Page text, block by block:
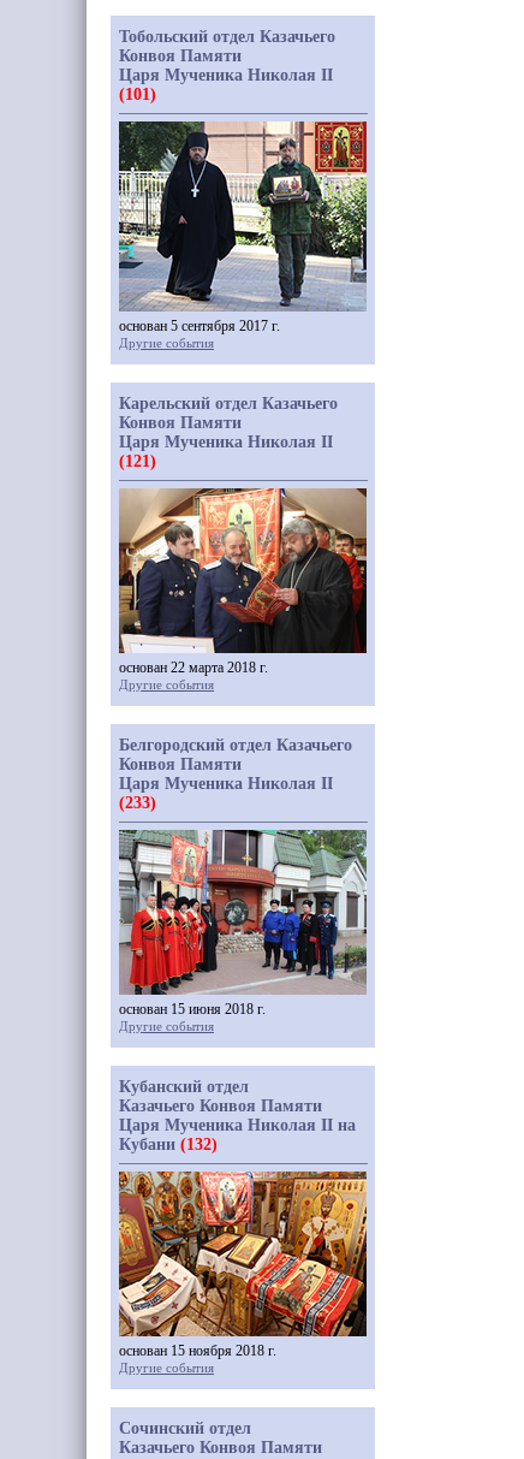
Тобольский отдел Казачьего
Конвоя Памяти
Царя Мученика Николая II
(101)
основан 5 сентября 2017 г.
Другие события
Карельский отдел Казачьего
Конвоя Памяти
Царя Мученика Николая II
(121)
основан 22 марта 2018 г.
Другие события
Белгородский отдел Казачьего
Конвоя Памяти
Царя Мученика Николая II
(233)
основан 15 июня 2018 г.
Другие события
Кубанский отдел
Казачьего Конвоя Памяти
Царя Мученика Николая II на
Кубани (132)
основан 15 ноября 2018 г.
Другие события
Сочинский отдел
Казачьего Конвоя Памяти